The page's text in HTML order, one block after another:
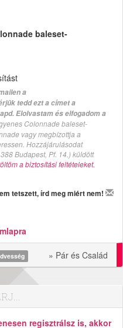
baleset-
a
tedd ezt a címet a
Elolvastam és elfogadom a
Colonnade baleset-
vagy megbízottja a
Hozzájárulásodat
Budapest, Pf. 14.) küldött
a biztosítási feltételeket.
tetszett, írd meg miért nem!
» Pár és Család
regisztrálsz is, akkor